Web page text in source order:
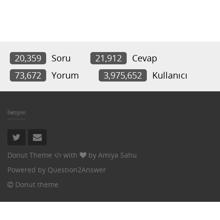
20,359 Soru 21,912
Cevap
73,672
Yorum 3,975,652 Kullanıcı
İletişim
Donut Theme with by Amiya Sahu
Powered by Question2Answer
Donut theme